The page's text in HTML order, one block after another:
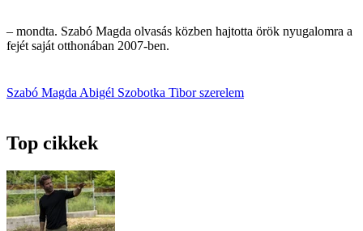
– mondta. Szabó Magda olvasás közben hajtotta örök nyugalomra a
fejét saját otthonában 2007-ben.
Szabó Magda Abigél Szobotka Tiborszerelem
Top cikkek